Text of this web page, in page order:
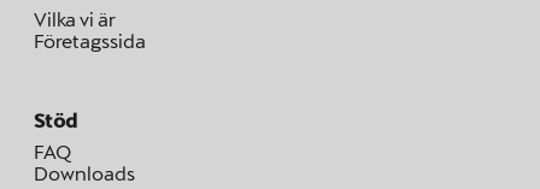
Vilka vi är
Företagssida
Stöd
FAQ
Downloads